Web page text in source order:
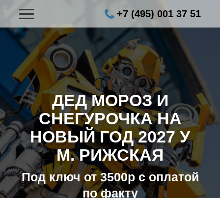
+7 (495) 001 37 51
ДЕД МОРОЗ И
СНЕГУРОЧКА НА
НОВЫЙ ГОД 2027 У
М. РИЖСКАЯ
Под ключ от 3500р с оплатой
по факту